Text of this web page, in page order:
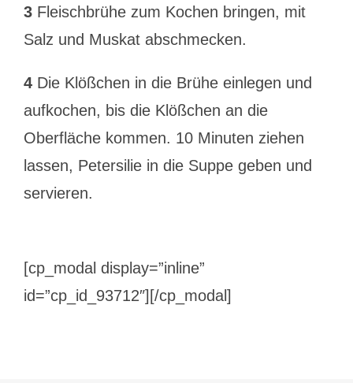
3Fleischbrühe zum Kochen bringen, mit
Salz und Muskat abschmecken.
4Die Klößchen in die Brühe einlegen und
aufkochen, bis die Klößchen an die
Oberfläche kommen. 10 Minuten ziehen
lassen, Petersilie in die Suppe geben und
servieren.
[cp_modal display=”inline”
id=”cp_id_93712″][/cp_modal]